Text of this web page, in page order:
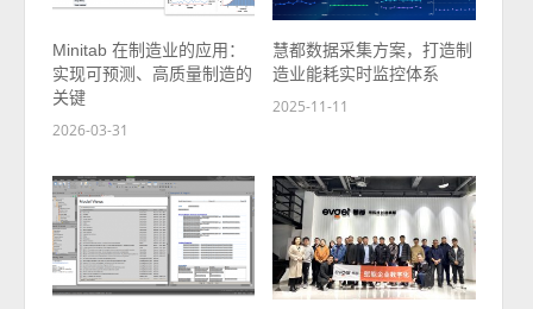
Minitab 在制造业的应用：
实现可预测、高质量制造的
关键
2026-03-31
慧都数据采集方案，打造制
造业能耗实时监控体系
2025-11-11